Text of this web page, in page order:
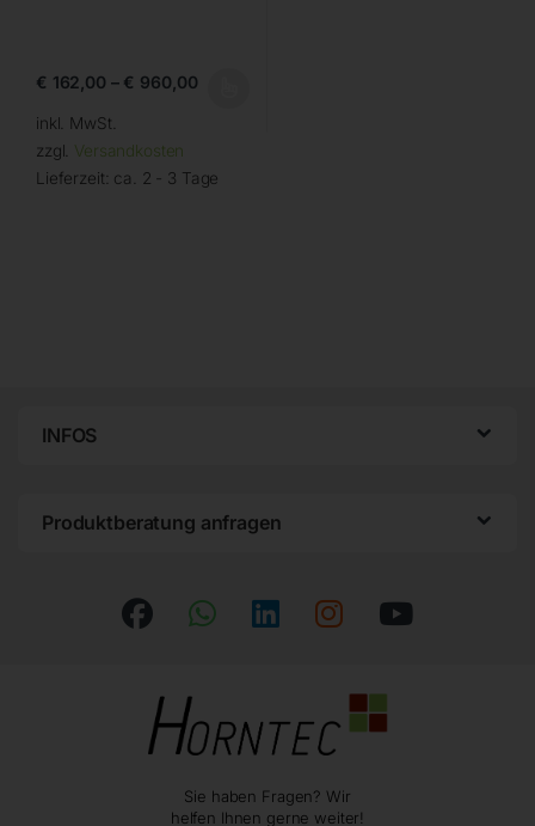
€ 162,00 – € 960,00
inkl. MwSt.
zzgl. Versandkosten
Lieferzeit: ca. 2 - 3 Tage
INFOS
Produktberatung anfragen
Sie haben Fragen? Wir
helfen Ihnen gerne weiter!